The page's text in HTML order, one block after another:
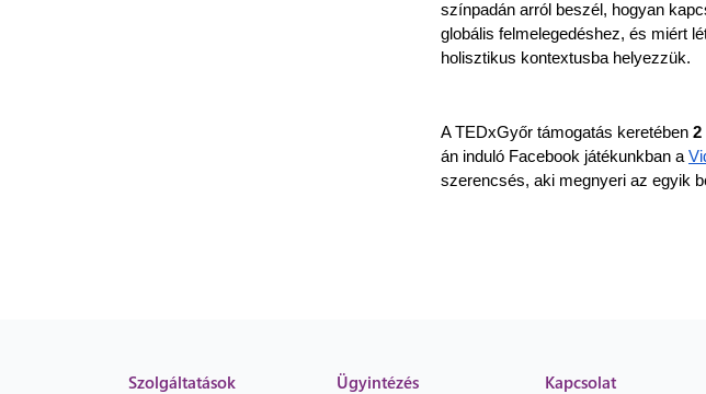
színpadán arról beszél, hogyan
globális felmelegedéshez, és miért
holisztikus kontextusba helyezzük.
A TEDxGyőr támogatás keretében 2
án induló Facebook játékunkban a
szerencsés, aki megnyeri az egyik
Szolgáltatások
Ügyintézés
Kapcsolat